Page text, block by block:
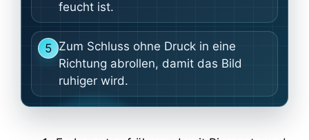
feucht ist.
5 Zum Schluss ohne Druck in eine
Richtung abrollen, damit das Bild
ruhiger wird.